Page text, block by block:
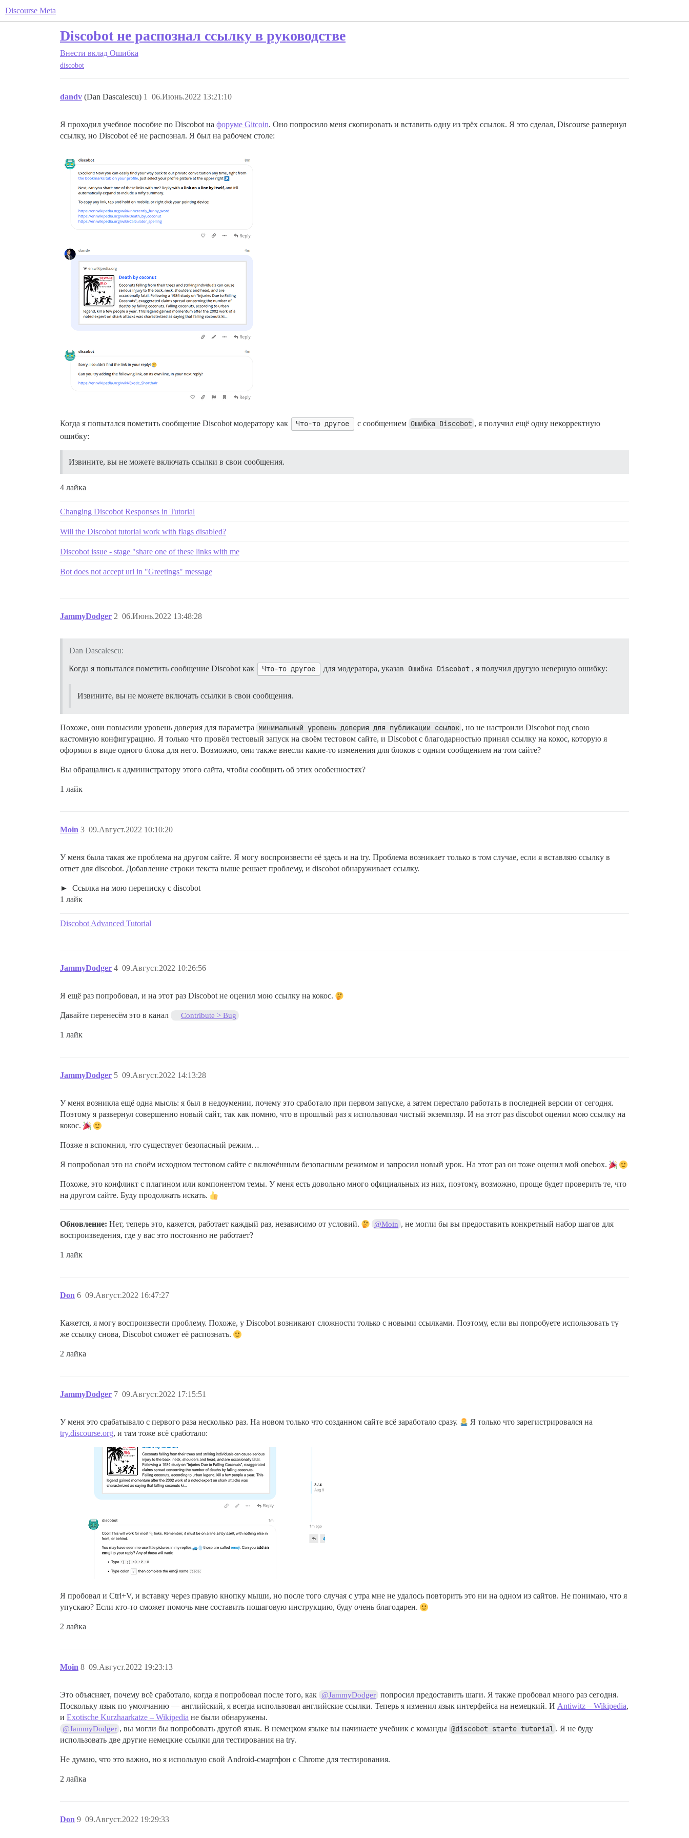
Discourse Meta
Discobot не распознал ссылку в руководстве
Внести вклад Ошибка
discobot
dandv (Dan Dascalescu) 06.Июнь.2022 13:21:10
1
Я проходил учебное пособие по Discobot на форуме Gitcoin. Оно попросило меня скопировать и вставить одну из трёх ссылок. Я это сделал, Discourse развернул
ссылку, но Discobot её не распознал. Я был на рабочем столе:
Когда я попытался пометить сообщение Discobot модератору как Что-то другое с сообщением Ошибка Discobot , я получил ещё одну некорректную
ошибку:
Извините, вы не можете включать ссылки в свои сообщения.
4 лайка
Changing Discobot Responses in Tutorial
Will the Discobot tutorial work with flags disabled?
Discobot issue - stage "share one of these links with me
Bot does not accept url in "Greetings" message
JammyDodger 06.Июнь.2022 13:48:28
2
Dan Dascalescu:
Когда я попытался пометить сообщение Discobot как Что-то другое для модератора, указав Ошибка Discobot , я получил другую неверную ошибку:
Извините, вы не можете включать ссылки в свои сообщения.
Похоже, они повысили уровень доверия для параметра минимальный уровень доверия для публикации ссылок , но не настроили Discobot под свою
кастомную конфигурацию. Я только что провёл тестовый запуск на своём тестовом сайте, и Discobot с благодарностью принял ссылку на кокос, которую я
оформил в виде одного блока для него. Возможно, они также внесли какие-то изменения для блоков с одним сообщением на том сайте?
Вы обращались к администратору этого сайта, чтобы сообщить об этих особенностях?
1 лайк
Moin 09.Август.2022 10:10:20
3
У меня была такая же проблема на другом сайте. Я могу воспроизвести её здесь и на try. Проблема возникает только в том случае, если я вставляю ссылку в
ответ для discobot. Добавление строки текста выше решает проблему, и discobot обнаруживает ссылку.
Ссылка на мою переписку с discobot
1 лайк
Discobot Advanced Tutorial
JammyDodger 09.Август.2022 10:26:56
4
Я ещё раз попробовал, и на этот раз Discobot не оценил мою ссылку на кокос.
Давайте перенесём это в канал Contribute > Bug
1 лайк
JammyDodger 09.Август.2022 14:13:28
5
У меня возникла ещё одна мысль: я был в недоумении, почему это сработало при первом запуске, а затем перестало работать в последней версии от сегодня.
Поэтому я развернул совершенно новый сайт, так как помню, что в прошлый раз я использовал чистый экземпляр. И на этот раз discobot оценил мою ссылку на
кокос.
Позже я вспомнил, что существует безопасный режим…
Я попробовал это на своём исходном тестовом сайте с включённым безопасным режимом и запросил новый урок. На этот раз он тоже оценил мой onebox.
Похоже, это конфликт с плагином или компонентом темы. У меня есть довольно много официальных из них, поэтому, возможно, проще будет проверить те, что
на другом сайте. Буду продолжать искать.
Обновление: Нет, теперь это, кажется, работает каждый раз, независимо от условий. @Moin , не могли бы вы предоставить конкретный набор шагов для
воспроизведения, где у вас это постоянно не работает?
1 лайк
Don 09.Август.2022 16:47:27
6
Кажется, я могу воспроизвести проблему. Похоже, у Discobot возникают сложности только с новыми ссылками. Поэтому, если вы попробуете использовать ту
же ссылку снова, Discobot сможет её распознать.
2 лайка
JammyDodger 09.Август.2022 17:15:51
7
У меня это срабатывало с первого раза несколько раз. На новом только что созданном сайте всё заработало сразу.
Я только что зарегистрировался на
try.discourse.org, и там тоже всё сработало:
Я пробовал и Ctrl+V, и вставку через правую кнопку мыши, но после того случая с утра мне не удалось повторить это ни на одном из сайтов. Не понимаю, что я
упускаю? Если кто-то сможет помочь мне составить пошаговую инструкцию, буду очень благодарен.
2 лайка
Moin 09.Август.2022 19:23:13
8
Это объясняет, почему всё сработало, когда я попробовал после того, как @JammyDodger попросил предоставить шаги. Я также пробовал много раз сегодня.
Поскольку язык по умолчанию — английский, я всегда использовал английские ссылки. Теперь я изменил язык интерфейса на немецкий. И Antiwitz – Wikipedia,
и Exotische Kurzhaarkatze – Wikipedia не были обнаружены.
@JammyDodger , вы могли бы попробовать другой язык. В немецком языке вы начинаете учебник с команды @discobot starte tutorial . Я не буду
использовать две другие немецкие ссылки для тестирования на try.
Не думаю, что это важно, но я использую свой Android-смартфон с Chrome для тестирования.
2 лайка
Don 09.Август.2022 19:29:33
9